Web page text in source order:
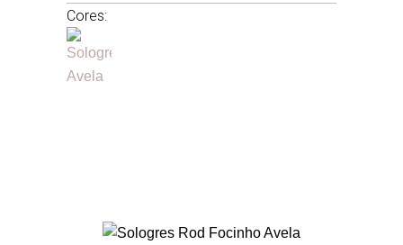
Cores: